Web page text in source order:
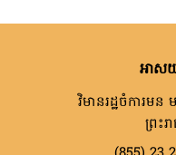
អាស
វិមានរដ្ឋចំការមន
ព្រះរ